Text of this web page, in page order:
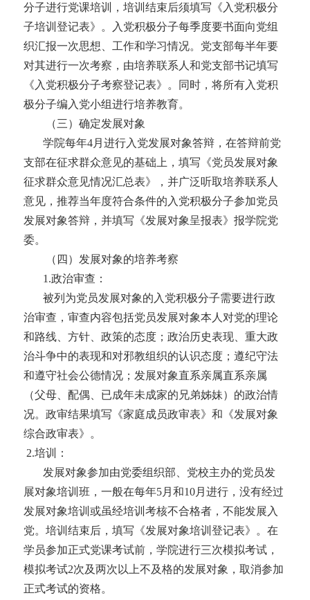
分子进行党课培训，培训结束后须填写《入党积极分
子培训登记表》
。入党积极分子每季度要书面向党组
织汇报一次思想、工作和学习情况。党支部每半年要
对其进行一次考察，由培养联系人和党支部书记填写
《入党积极分子考察登记表》。同时，将所有入党积
极分子编入党小组进行培养教育。
（三）确定发展对象
学院每年4月进行入党发展对象答辩，在答辩前党
支部在征求群众意见的基础上，填写《党员发展对象
征求群众意见情况汇总表》，并广泛听取培养联系人
意见，推荐当年度符合条件的入党积极分子参加党员
发展对象答辩，并填写《发展对象呈报表》报学院党
委。
（四）发展对象的培养考察
1 .政治审查：
被列为党员发展对象的入党积极分子需要进行政
治审查，审查内容包括党员发展对象本人对党的理论
和路线、方针、政策的态度；政治历史表现、重大政
治斗争中的表现和对邪教组织的认识态度；遵纪守法
和遵守社会公德情况；发展对象直系亲属直系亲属
（父母、配偶、已成年未成家的兄弟姊妹）的政治情
况。政审结果填写《家庭成员政审表》和《发展对象
综合政审表》。
2.培训：
发展对象参加由党委组织部、党校主办的党员发
展对象培训班，一般在每年5月和10月进行，没有经过
发展对象培训或虽经培训考核不合格者，不能发展入
党。培训结束后，填写《发展对象培训登记表》。在
学员参加正式党课考试前，学院进行三次模拟考试，
模拟考试2次及两次以上不及格的发展对象，取消参加
正式考试的资格。